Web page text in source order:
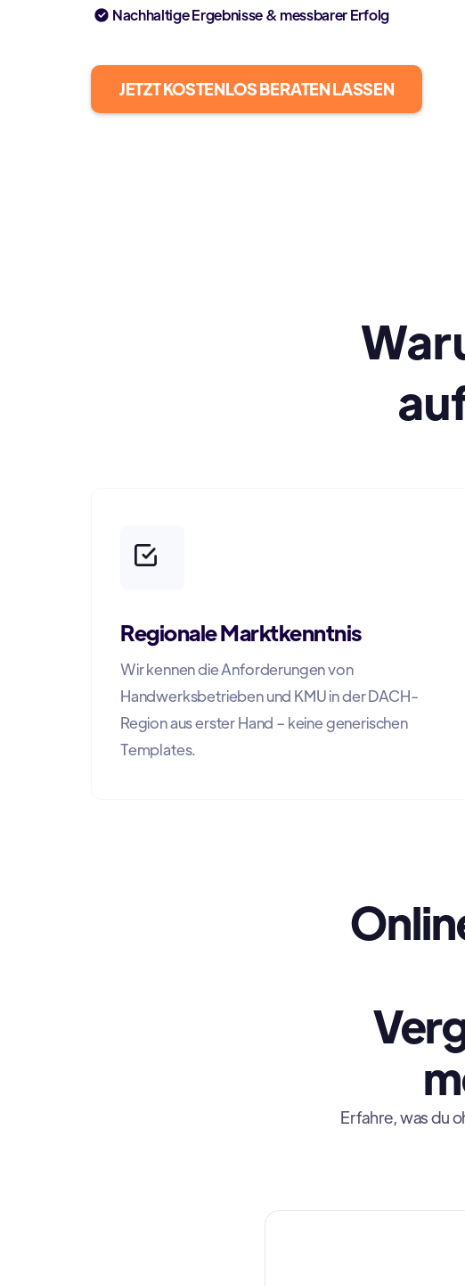
Nachhaltige Ergebnisse & messbarer Erfolg
JETZT KOSTENLOS BERATEN LASSEN
Regionale Marktkenntnis
Wir kennen die Anforderungen von
Handwerksbetrieben und KMU in der DACH-
Region aus erster Hand – keine generischen
Templates.
Erfahre, was du